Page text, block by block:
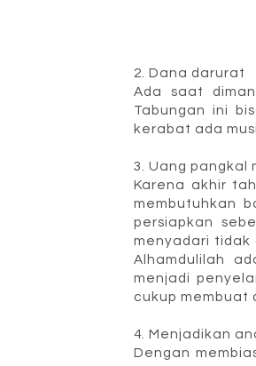
2. Dana darurat
Ada saat
Tabungan ini
kerabat ada
3. Uang pangkal
Karena akhir
membutuhkan
persiapkan
menyadari tidak
Alhamdulilah
menjadi
cukup membuat
4. Menjadikan
Dengan